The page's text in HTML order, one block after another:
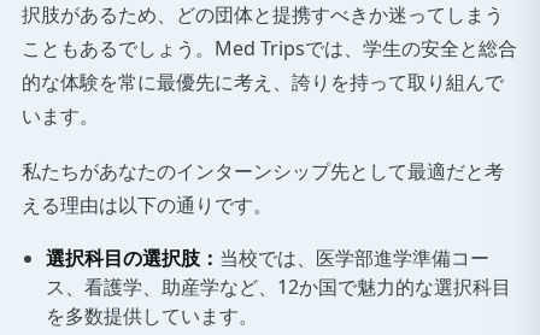
択肢があるため、どの団体と提携すべきか迷ってしまう
こともあるでしょう。Med Tripsでは、学生の安全と総合
的な体験を常に最優先に考え、誇りを持って取り組んで
います。
私たちがあなたのインターンシップ先として最適だと考
える理由は以下の通りです。
選択科目の選択肢： 当校では、医学部進学準備コー
ス、看護学、助産学など、12か国で魅力的な選択科目
を多数提供しています。